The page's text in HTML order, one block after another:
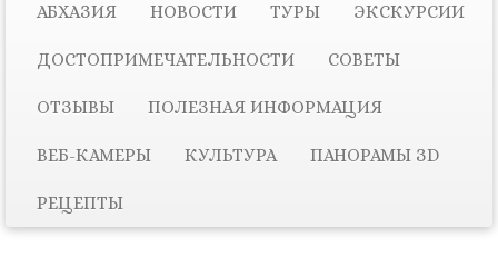
АБХАЗИЯ НОВОСТИ ТУРЫ ЭКСКУРСИИ
ДОСТОПРИМЕЧАТЕЛЬНОСТИ СОВЕТЫ
ОТЗЫВЫ ПОЛЕЗНАЯ ИНФОРМАЦИЯ
ВЕБ-КАМЕРЫ КУЛЬТУРА ПАНОРАМЫ ЗD
РЕЦЕПТЫ